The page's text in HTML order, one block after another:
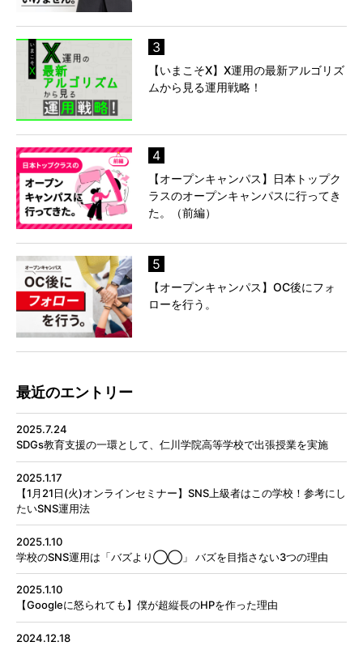
3
【いまこそX】X運用の最新アルゴリズ
ムから見る運用戦略！
4
【オープンキャンパス】日本トップク
ラスのオープンキャンパスに行ってき
た。（前編）
5
【オープンキャンパス】OC後にフォ
ローを行う。
最近のエントリー
2025.7.24
SDGs教育支援の一環として、仁川学院高等学校で出張授業を実施
2025.1.17
【1月21日(火)オンラインセミナー】SNS上級者はこの学校！参考にし
たいSNS運用法
2025.1.10
学校のSNS運用は「バズより◯◯」 バズを目指さない3つの理由
2025.1.10
【Googleに怒られても】僕が超縦長のHPを作った理由
2024.12.18